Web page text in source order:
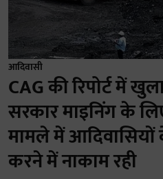
आदिवासी
CAG की रिपोर्ट में
सरकार माइनिंग के
मामले में आदिवासियों
करने में नाकाम रही